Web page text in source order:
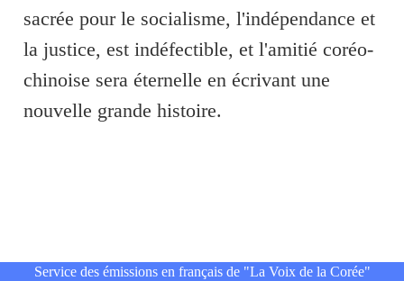
sacrée pour le socialisme, l'indépendance et
la justice, est indéfectible, et l'amitié coréo-
chinoise sera éternelle en écrivant une
nouvelle grande histoire.
Service des émissions en français de "La Voix de la Corée"